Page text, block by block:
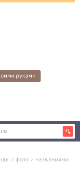
руками
с фото и названиями,